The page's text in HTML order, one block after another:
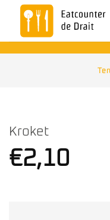
inhoud
Kroket
€2,10